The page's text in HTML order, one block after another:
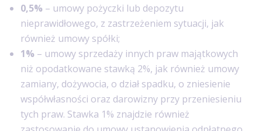
0,5% – umowy pożyczki lub depozytu
nieprawidłowego, z zastrzeżeniem sytuacji, jak
również umowy spółki;
1% – umowy sprzedaży innych praw majątkowych
niż opodatkowane stawką 2%, jak również umowy
zamiany, dożywocia, o dział spadku, o zniesienie
współwłasności oraz darowizny przy przeniesieniu
tych praw. Stawka 1% znajdzie również